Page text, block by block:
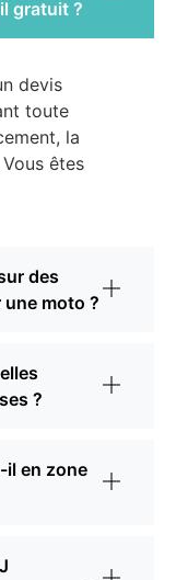
gratuit ?
devis
toute
la
êtes
des
moto ?
?
il en zone